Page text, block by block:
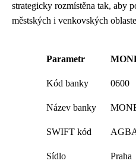
strategicky rozmístěna tak, aby
městských i venkovských
Parametr
Kód banky 0600
Název banky
SWIFT kód
Sídlo Praha